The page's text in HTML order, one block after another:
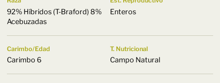
92% Híbridos (T-Braford) 8%
Acebuzadas
Enteros
Carimbo/Edad
Carimbo 6
T. Nutricional
Campo Natural